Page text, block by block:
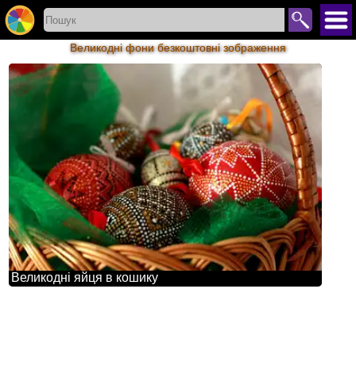
Великодні фони безкоштовні зображення
Великодні яйця в кошику